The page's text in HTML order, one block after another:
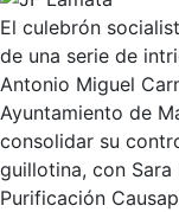
El culebrón
de una serie de
Antonio Miguel
Ayuntamiento de
consolidar su
guillotina, con
Purificación